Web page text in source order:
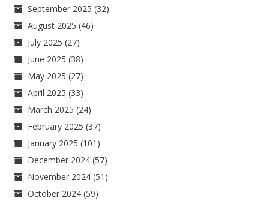
September 2025 (32)
August 2025 (46)
July 2025 (27)
June 2025 (38)
May 2025 (27)
April 2025 (33)
March 2025 (24)
February 2025 (37)
January 2025 (101)
December 2024 (57)
November 2024 (51)
October 2024 (59)